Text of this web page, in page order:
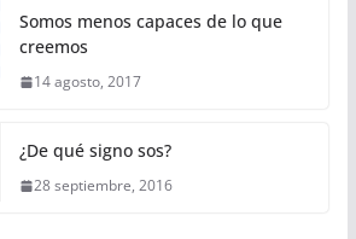
Somos menos capaces de lo que
creemos
14 agosto, 2017
¿De qué signo sos?
28 septiembre, 2016